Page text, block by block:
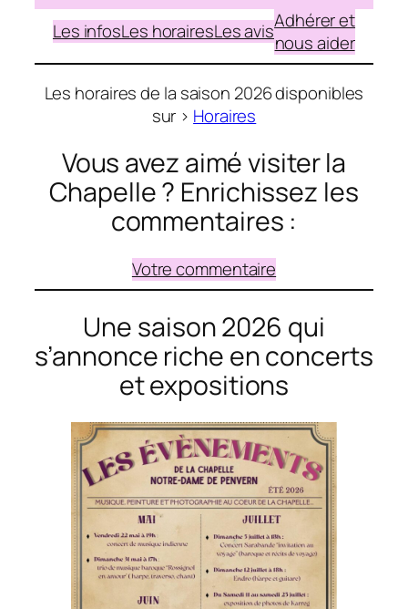
Les infosLes horairesLes avisAdhérer et
nous aider
Les horaires de la saison 2026 disponibles
sur > Horaires
Vous avez aimé visiter la
Chapelle ? Enrichissez les
commentaires :
Votre commentaire
Une saison 2026 qui
s’annonce riche en concerts
et expositions